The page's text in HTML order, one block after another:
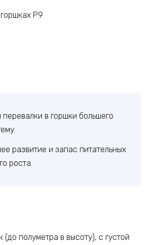
P9
в горшки большего
развитие и запас питательных
роста.
(до полуметра в высоту), с густой